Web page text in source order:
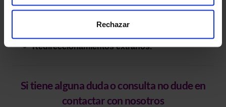
Rechazar
Bloqueos y errores inesperados.
Cambios en la configuración.
Redireccionamientos extraños.
Si tiene alguna duda o consulta no dude en
contactar con nosotros